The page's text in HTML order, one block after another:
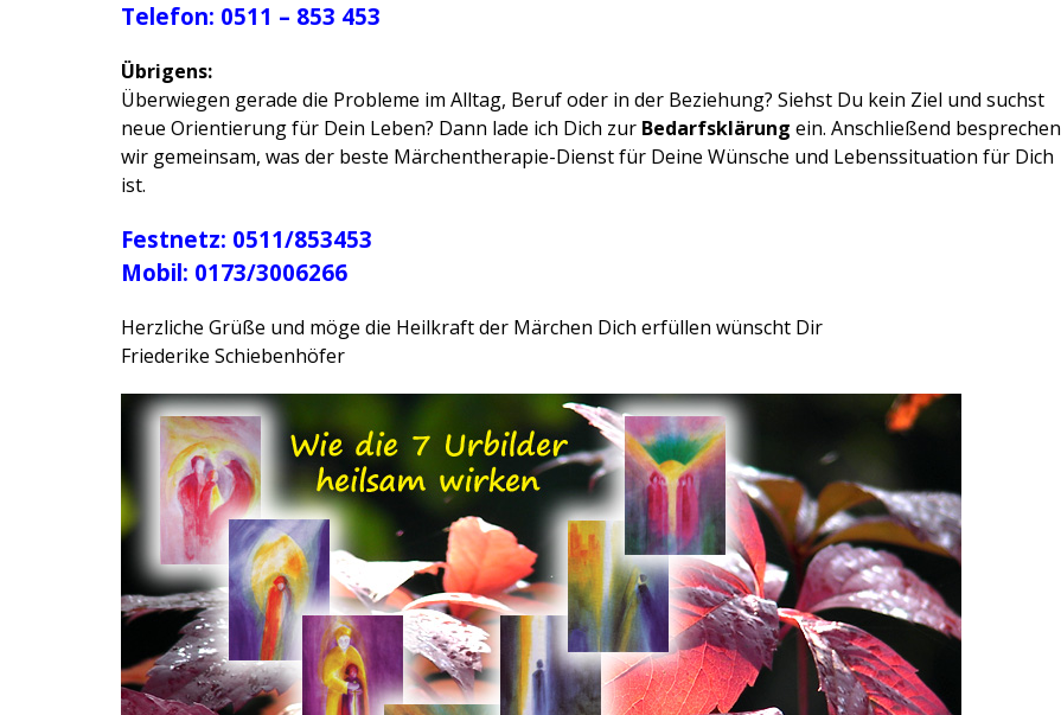
Telefon: 0511 – 853 453
Übrigens:
Überwiegen gerade die Probleme im Alltag, Beruf oder in der Beziehung? Siehst Du kein Ziel und suchst
neue Orientierung für Dein Leben? Dann lade ich Dich zur Bedarfsklärung ein. Anschließend besprechen
wir gemeinsam, was der beste Märchentherapie-Dienst für Deine Wünsche und Lebenssituation für Dich
ist.
Festnetz: 0511/853453
Mobil: 0173/3006266
Herzliche Grüße und möge die Heilkraft der Märchen Dich erfüllen wünscht Dir
Friederike Schiebenhöfer